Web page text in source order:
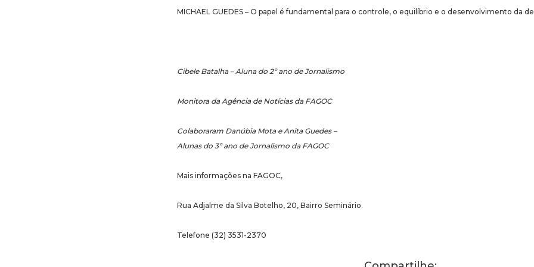
MICHAEL GUEDES – O papel é fundamental para o controle, o equilíbrio e o desenvolvimento da
Cibele Batalha – Aluna do 2º ano de Jornalismo
Monitora da Agência de Notícias da FAGOC
Colaboraram Danúbia Mota e Anita Guedes –
Alunas do 3º ano de Jornalismo da FAGOC
Mais informações na FAGOC,
Rua Adjalme da Silva Botelho, 20, Bairro Seminário.
Telefone (32) 3531-2370